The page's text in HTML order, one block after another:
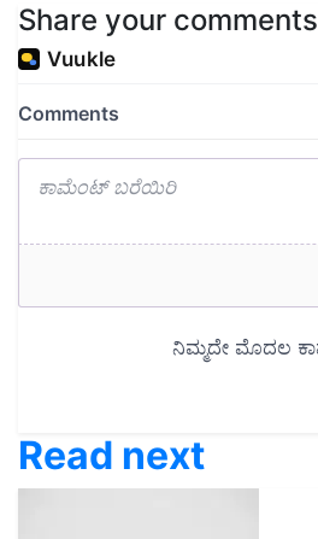
Share your comments
Read next